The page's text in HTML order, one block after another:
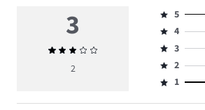
3
Priemerné
hodnotenie
2
Hodnotenie
5,
počet
hlasov
1.
5
Hodnotenie
4,
počet
hlasov
4
Hodnotenie
3,
počet
3
Hodnotenie
2,
2
Hodnotenie
1,
1